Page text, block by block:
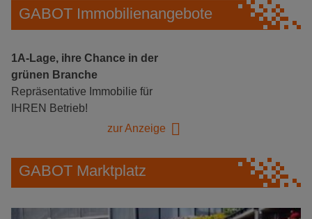
GABOT Immobilienangebote
1A-Lage, ihre Chance in der
grünen Branche
Repräsentative Immobilie für
IHREN Betrieb!
zur Anzeige
GABOT Marktplatz